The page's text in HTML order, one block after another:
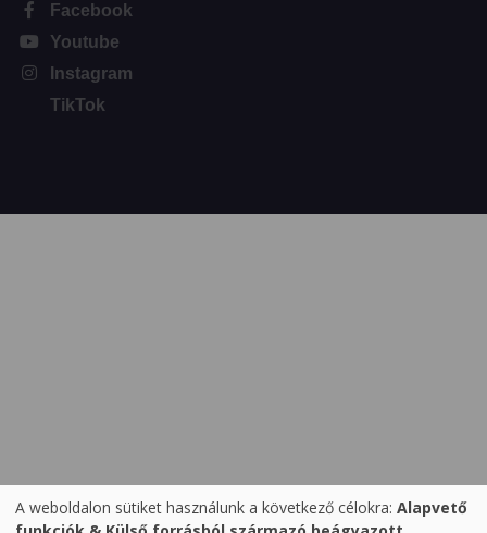
Facebook
Youtube
Instagram
TikTok
A weboldalon sütiket használunk a következő célokra: Alapvető